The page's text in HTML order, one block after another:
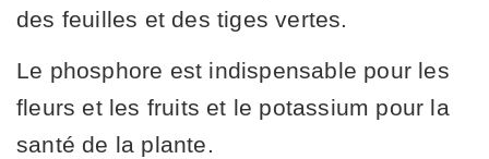
des feuilles et des tiges vertes.
Le phosphore est indispensable pour les
fleurs et les fruits et le potassium pour la
santé de la plante.